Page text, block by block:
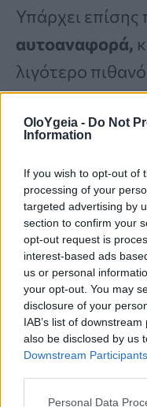
OloYgeia - Do Not
Information
If you wish to opt-out of
processing of your
targeted advertising by
section to confirm your
opt-out request is
interest-based ads
us or personal
your opt-out. You may
disclosure of your
IAB’s list of
also be disclosed by us
Downstream Participants
Personal Data
Υπάρχει
αυτοαναφορά,
λιγότερο
τουςαπό τις
ποσοστά
όταν
προκατάληψη.
Τα πρώτα
κινδυνεύουν
κοινά
Ιατρική